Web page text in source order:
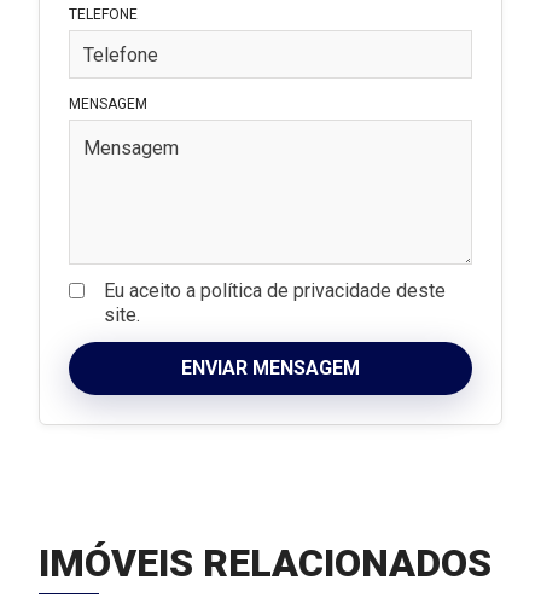
TELEFONE
MENSAGEM
Eu aceito a política de privacidade deste
site.
ENVIAR MENSAGEM
IMÓVEIS RELACIONADOS